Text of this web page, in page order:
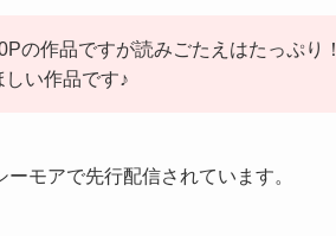
の作品ですが読みごたえはたっぷり！
い作品です♪
モアで先行配信されています。